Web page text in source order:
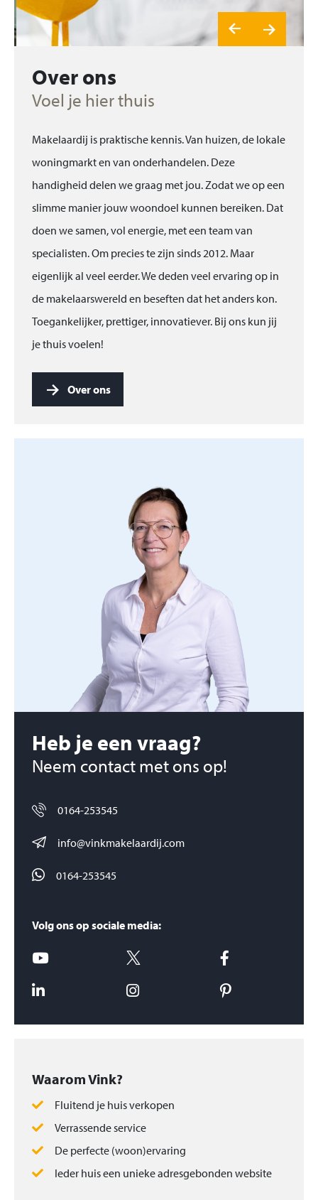
Over ons
Voel je hier thuis
Makelaardij is praktische kennis. Van huizen, de lokale
woningmarkt en van onderhandelen. Deze
handigheid delen we graag met jou. Zodat we op een
slimme manier jouw woondoel kunnen bereiken. Dat
doen we samen, vol energie, met een team van
specialisten. Om precies te zijn sinds 2012. Maar
eigenlijk al veel eerder. We deden veel ervaring op in
de makelaarswereld en beseften dat het anders kon.
Toegankelijker, prettiger, innovatiever. Bij ons kun jij
je thuis voelen!
Over ons
Heb je een vraag?
Neem contact met ons op!
0164-253545
info@vinkmakelaardij.com
0164-253545
Volg ons op sociale media:
Waarom Vink?
Fluitend je huis verkopen
Verrassende service
De perfecte (woon)ervaring
Ieder huis een unieke adresgebonden website